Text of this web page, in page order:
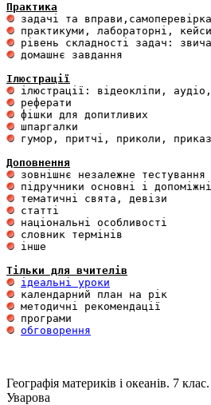
Практика
домашнє завдання
Ілюстрації
гумор, притчі, приколи,
Доповнення
інше
Тільки для вчителів
ідеальні уроки
обговорення
Географія материків і океанів. 7
Уварова